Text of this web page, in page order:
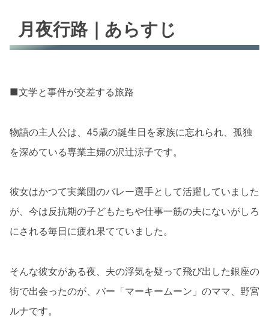
月夜行路｜あらすじ
■文学と事件が交差する旅路
物語の主人公は、45歳の誕生日を家族に忘れられ、孤独
を深めている専業主婦の沢辻涼子です。
彼女はかつて実業団のバレー選手として活躍していました
が、今は反抗期の子どもたちや仕事一筋の夫にないがしろ
にされる毎日に疲れ果てていました。
そんな彼女がある夜、夫の浮気を疑って飛び出した銀座の
街で出会ったのが、バー「マーキームーン」のママ、野宮
ルナです。